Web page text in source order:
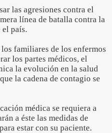
las agresiones contra el
línea de batalla contra la
país.
familiares de los enfermos
los partes médicos, el
la evolución en la salud
la cadena de contagio se
médica se requiera a
a éste las medidas de
estar con su paciente.